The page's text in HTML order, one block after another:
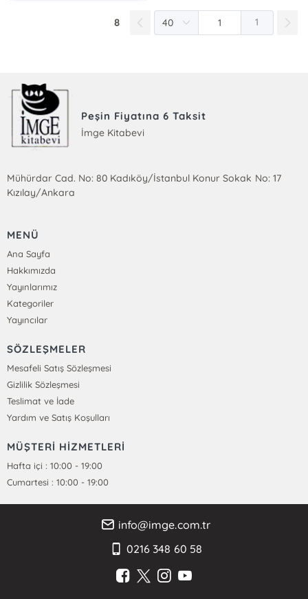
8 1
Peşin Fiyatına 6 Taksit
İmge Kitabevi
Mühürdar Cad. No: 80 Kadıköy/İstanbul Konur Sokak No: 17
Kızılay/Ankara
MENÜ
Ana Sayfa
Hakkımızda
Yayınlarımız
Kategoriler
Yayıncılar
SÖZLEŞMELER
Mesafeli Satış Sözleşmesi
Gizlilik Sözleşmesi
Teslimat ve İade
Yardım ve Satış Koşulları
MÜŞTERİ HİZMETLERİ
Hafta içi : 10:00 - 19:00
Cumartesi : 10:00 - 19:00
info@imge.com.tr
0216 348 60 58